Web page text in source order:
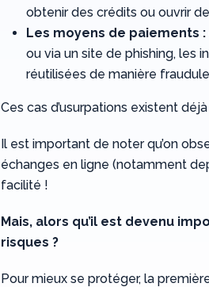
obtenir des crédits ou ouvrir
Les moyens de paiements :
ou via un site de phishing, les
réutilisées de manière
Ces cas d’usurpations existent
Il est important de noter qu’on
échanges en ligne (notamment
facilité !
Mais, alors qu’il est devenu
risques ?
Pour mieux se protéger, la